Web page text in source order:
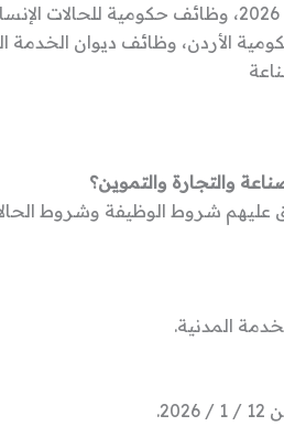
وظائف وزارة الصناعة والتجارة والتموين 2026، وظائف حكومية
الأردن، وظائف ديوان الخدمة
والتجارة والتموين؟
شروط الوظيفة وشروط
المدنية.